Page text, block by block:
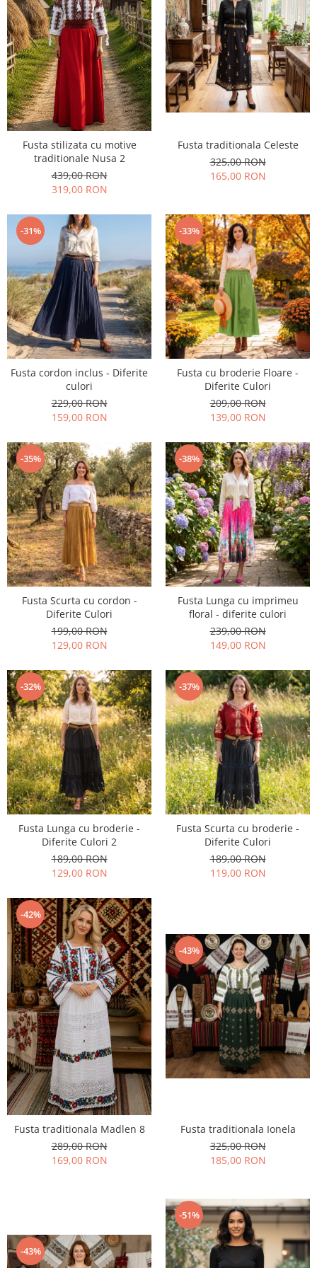
Fusta stilizata cu motive
traditionale Nusa 2
439,00 RON
319,00 RON
Fusta traditionala Celeste
325,00 RON
165,00 RON
-31%
Fusta cordon inclus - Diferite
culori
229,00 RON
159,00 RON
-33%
Fusta cu broderie Floare -
Diferite Culori
209,00 RON
139,00 RON
-35%
Fusta Scurta cu cordon -
Diferite Culori
199,00 RON
129,00 RON
-38%
Fusta Lunga cu imprimeu
floral - diferite culori
239,00 RON
149,00 RON
-32%
Fusta Lunga cu broderie -
Diferite Culori 2
189,00 RON
129,00 RON
-37%
Fusta Scurta cu broderie -
Diferite Culori
189,00 RON
119,00 RON
-42%
Fusta traditionala Madlen 8
289,00 RON
169,00 RON
-43%
Fusta traditionala Ionela
325,00 RON
185,00 RON
-43%
-51%